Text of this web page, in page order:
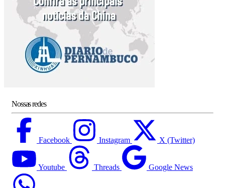
Nossas redes
Facebook Instagram X (Twitter)
Youtube Threads Google News